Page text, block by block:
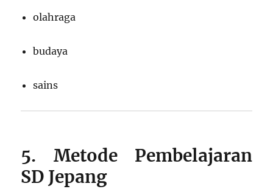
olahraga
budaya
sains
5. Metode Pembelajaran
SD Jepang